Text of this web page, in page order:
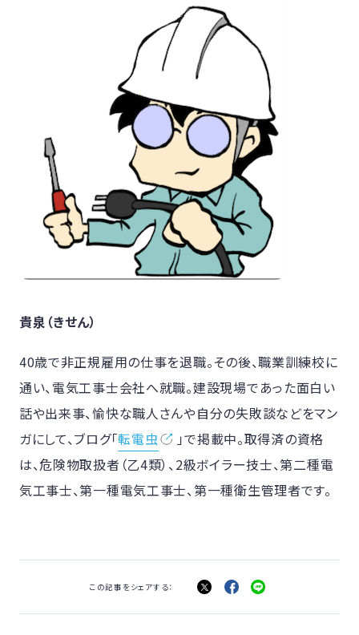
貴泉（きせん）
40歳で非正規雇用の仕事を退職。その後、職業訓練校に
通い、電気工事士会社へ就職。建設現場であった面白い
話や出来事、愉快な職人さんや自分の失敗談などをマン
ガにして、ブログ「転電虫
」で掲載中。取得済の資格
は、危険物取扱者（乙4類）、2級ボイラー技士、第二種電
気工事士、第一種電気工事士、第一種衛生管理者です。
この記事をシェアする：